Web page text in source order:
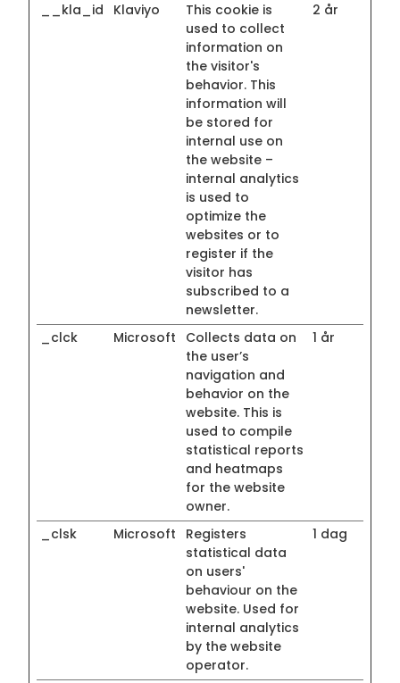
__kla_id
Klaviyo
This cookie is
used to collect
information on
the visitor's
behavior. This
information will
be stored for
internal use on
the website –
internal analytics
is used to
optimize the
websites or to
register if the
visitor has
subscribed to a
newsletter.
2 år
_clck Microsoft
Collects data on
the user’s
navigation and
behavior on the
website. This is
used to compile
statistical reports
and heatmaps
for the website
owner.
1 år
_clsk Microsoft
Registers
statistical data
on users'
behaviour on the
website. Used for
internal analytics
by the website
operator.
1 dag